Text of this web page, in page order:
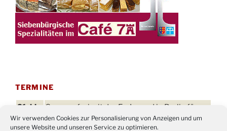
Wir verwenden Cookies zur Personalisierung von Anzeigen und um
unsere Website und unseren Service zu optimieren.
TERMINE
21. bis
28.8.
Sommerfreizeit der Ev. Jugend in Berlin für
Kinder ab 13 Jahren